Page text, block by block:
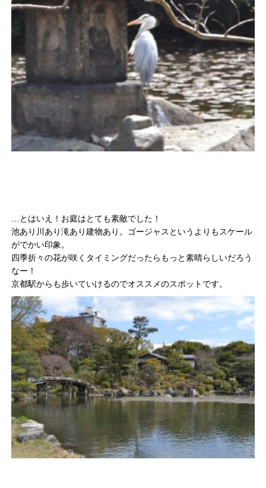
…とはいえ！お庭はとても素敵でした！
池あり川あり滝あり建物あり。ゴージャスというよりもスケール
がでかい印象。
四季折々の花が咲くタイミングだったらもっと素晴らしいだろう
なー！
京都駅からも歩いていけるのでオススメのスポットです。